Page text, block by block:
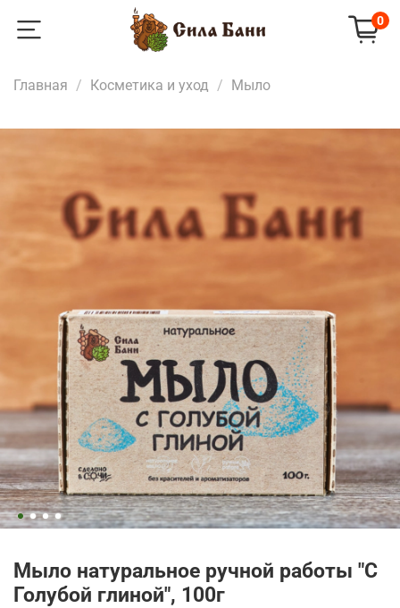
0
Главная Косметика и уход Мыло
Мыло натуральное ручной работы "С
Голубой глиной", 100г